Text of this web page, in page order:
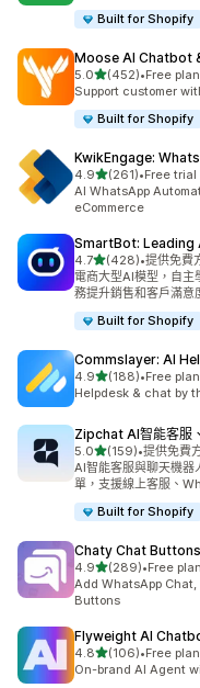
Built for Shopify
Moose AI Chatbot
5.0滿分 5 顆星
(452)
共有 452 則評價
•Free
Support customer
Built for Shopify
KwikEngage:
4.9滿分 5 顆星
(261)
共有 261 則評價
•Free
AI WhatsApp
eCommerce
SmartBot: Leading
4.7滿分 5 顆星
(428)
共有 428 則評價
•提供免費
電商大型AI模型，自主
務提升銷售和客戶滿意
Built for Shopify
Commslayer: AI
4.9滿分 5 顆星
(188)
共有 188 則評價
•Free
Helpdesk & chat by
Zipchat AI智能客服
5.0滿分 5 顆星
(159)
共有 159 則評價
•提供免費
AI智能客服與聊天機器
單，支援線上客服、
Built for Shopify
Chaty Chat
4.9滿分 5 顆星
(289)
共有 289 則評價
•Free
Add WhatsApp
Buttons
Flyweight AI
4.8滿分 5 顆星
(106)
共有 106 則評價
•Free
On-brand AI Agent